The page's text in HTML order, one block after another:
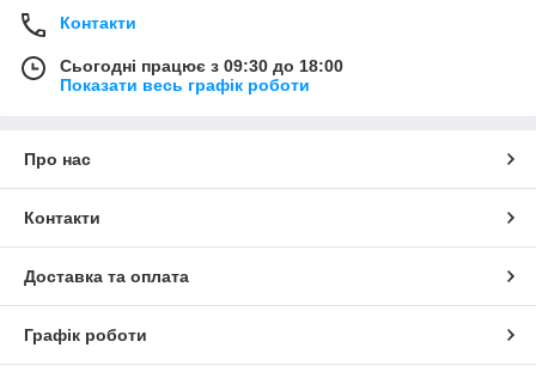
Контакти
Сьогодні працює з 09:30 до 18:00
Показати весь графік роботи
Про нас
Контакти
Доставка та оплата
Графік роботи